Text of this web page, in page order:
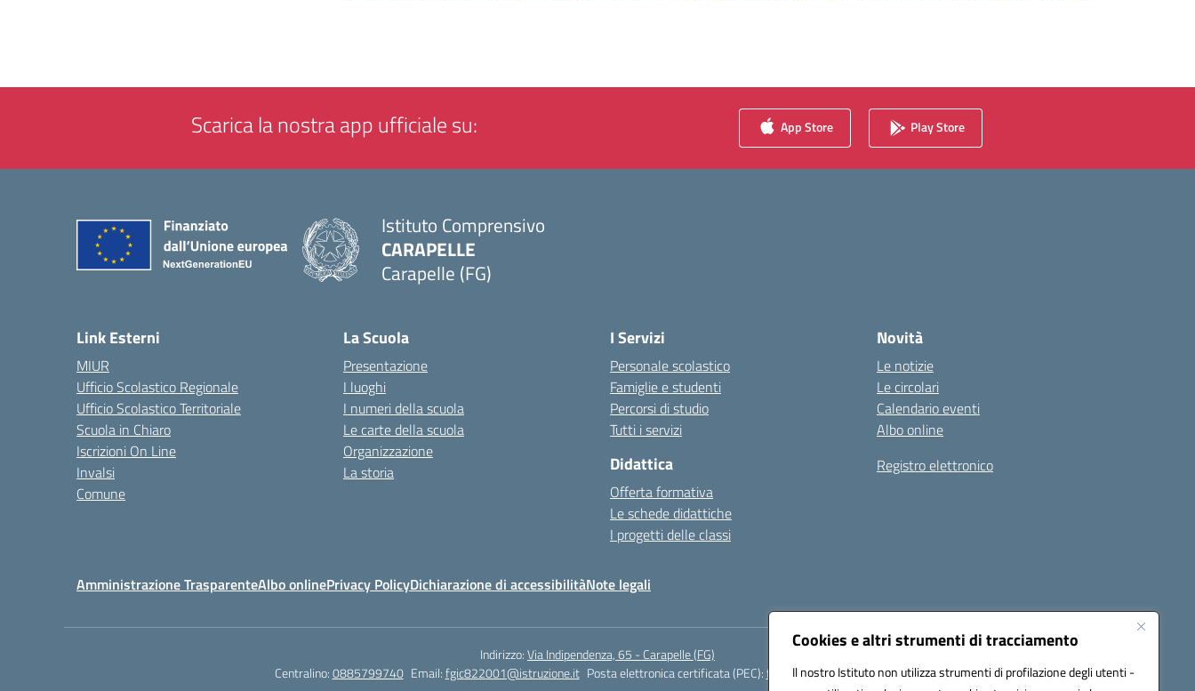
Cookies e altri strumenti di tracciamento
Il nostro Istituto non utilizza strumenti di profilazione degli utenti -
Scarica la nostra app ufficiale su: App Store Play Store
Istituto Comprensivo
CARAPELLE
Carapelle (FG)
Link Esterni
MIUR
Ufficio Scolastico Regionale
Ufficio Scolastico Territoriale
Scuola in Chiaro
Iscrizioni On Line
Invalsi
Comune
La Scuola
Presentazione
I luoghi
I numeri della scuola
Le carte della scuola
Organizzazione
La storia
I Servizi
Personale scolastico
Famiglie e studenti
Percorsi di studio
Tutti i servizi
Didattica
Offerta formativa
Le schede didattiche
I progetti delle classi
Novità
Le notizie
Le circolari
Calendario eventi
Albo online
Registro elettronico
Amministrazione TrasparenteAlbo onlinePrivacy PolicyDichiarazione di accessibilitàNote legali
Indirizzo:Via Indipendenza, 65 - Carapelle (FG)
Centralino:0885799740 Email:fgic822001@istruzione.it Posta elettronica certificata (PEC):fgic822001@pec.istruzione.it